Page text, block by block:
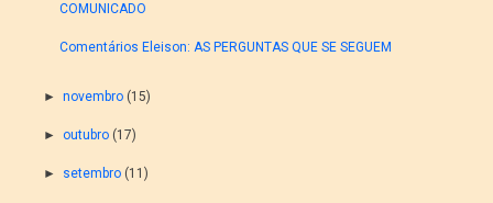
COMUNICADO
Comentários Eleison: AS PERGUNTAS QUE SE SEGUEM
► novembro (15)
► outubro (17)
► setembro (11)